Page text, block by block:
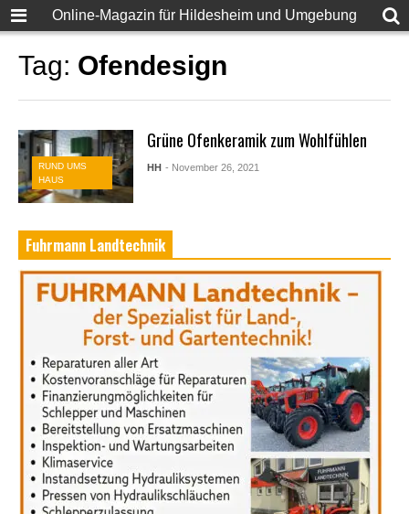
Online-Magazin für Hildesheim und Umgebung
Tag: Ofendesign
RUND UMS
HAUS
Grüne Ofenkeramik zum Wohlfühlen
HH - November 26, 2021
Fuhrmann Landtechnik